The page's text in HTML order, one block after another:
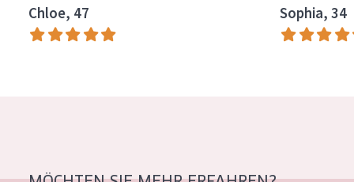
Empfindliche Haut
Chloe, 47 Sophia, 34